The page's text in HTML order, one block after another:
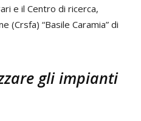
e il Centro di ricerca,
(Crsfa) “Basile Caramia” di
gli impianti